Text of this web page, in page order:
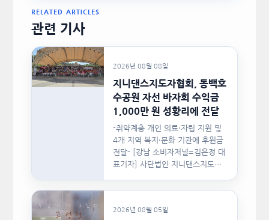
RELATED ARTICLES
관련 기사
2026년 08월 08일
지니댄스지도자협회, 동백호
수공원 자선 바자회 수익금
1,000만 원 성황리에 전달
-취약계층 개인 의료·자립 지원 및
4개 지역 복지·문화 기관에 후원금
전달- [강남 소비자저널=김은정 대
표기자] 사단법인 지니댄스지도자
2026년 08월 05일